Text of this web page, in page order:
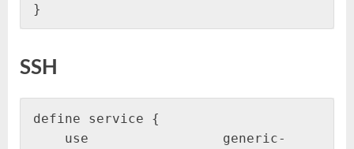
}
SSH
define service {